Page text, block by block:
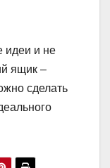
идеи и не
ящик –
сделать